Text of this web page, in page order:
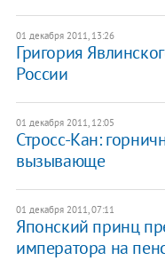
01 декабря 2011, 13:26
Григория
России
01 декабря 2011, 12:05
​Стросс-Кан:
вызывающе
01 декабря 2011, 07:11
​Японский принц
императора на